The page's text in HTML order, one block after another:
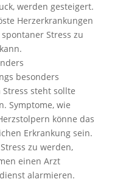
werden gesteigert.
Herzerkrankungen
Stress zu
besonders
steht sollte
Symptome, wie
könne das
Erkrankung sein.
zu werden,
einen Arzt
alarmieren.